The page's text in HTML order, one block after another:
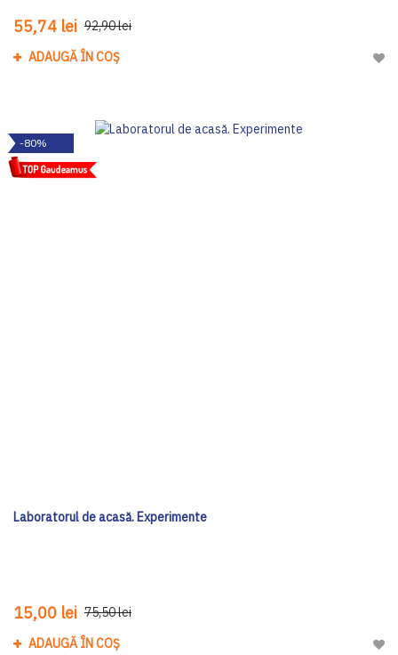
55,74 lei 92,90 lei
ADAUGĂ ÎN COȘ
-80%
Laboratorul de acasă. Experimente
15,00 lei 75,50 lei
ADAUGĂ ÎN COȘ